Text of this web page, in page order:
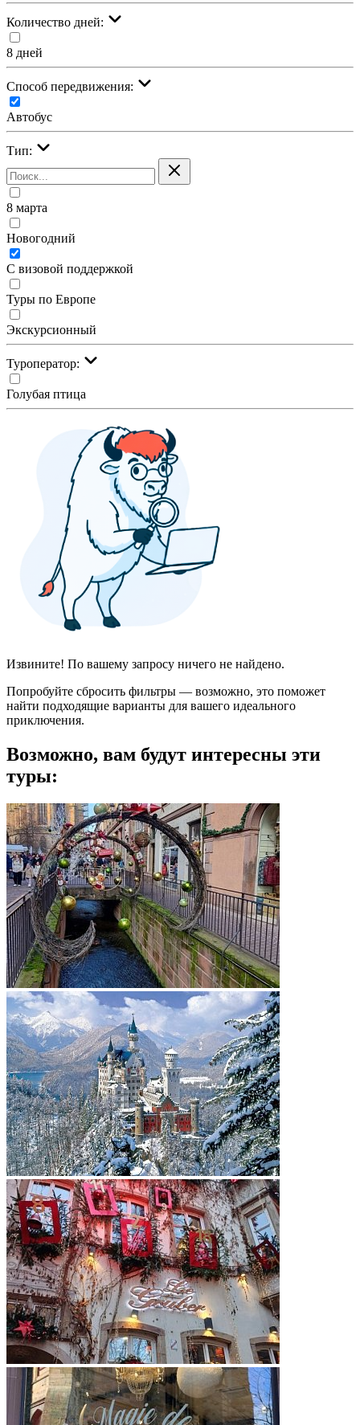
Количество дней:
8 дней
Cпособ передвижения:
Автобус
Тип:
8 марта
Новогодний
С визовой поддержкой
Туры по Европе
Экскурсионный
Туроператор:
Голубая птица
Извините! По вашему запросу ничего не найдено.
Попробуйте сбросить фильтры — возможно, это поможет
найти подходящие варианты для вашего идеального
приключения.
Возможно, вам будут интересны эти
туры: